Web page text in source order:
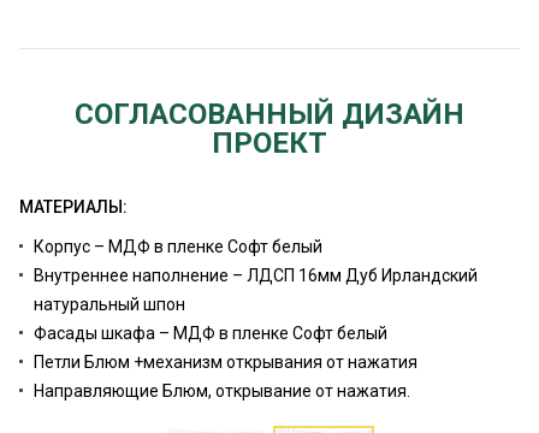
СОГЛАСОВАННЫЙ ДИЗАЙН
ПРОЕКТ
МАТЕРИАЛЫ:
Корпус – МДФ в пленке Софт белый
Внутреннее наполнение – ЛДСП 16мм Дуб Ирландский
натуральный шпон
Фасады шкафа – МДФ в пленке Софт белый
Петли Блюм +механизм открывания от нажатия
Направляющие Блюм, открывание от нажатия.